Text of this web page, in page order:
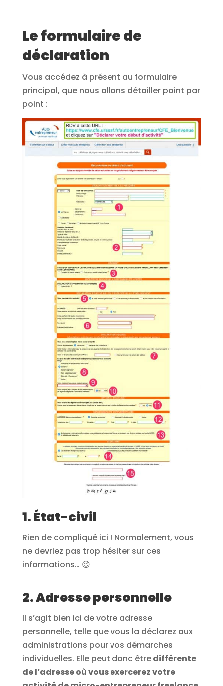
Le formulaire de
déclaration
Vous accédez à présent au formulaire
principal, que nous allons détailler point par
point :
1. État-civil
Rien de compliqué ici ! Normalement, vous
ne devriez pas trop hésiter sur ces
informations… 😉
2. Adresse personnelle
Il s’agit bien ici de votre adresse
personnelle, telle que vous la déclarez aux
administrations pour vos démarches
individuelles. Elle peut donc êtredifférente
de l’adresse où vous exercerez votre